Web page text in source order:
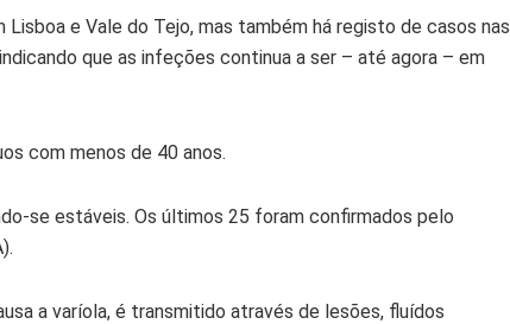
e Vale do Tejo, mas também há registo de casos nas
que as infeções continua a ser – até agora – em
com menos de 40 anos.
se estáveis. Os últimos 25 foram confirmados pelo
a varíola, é transmitido através de lesões, fluídos